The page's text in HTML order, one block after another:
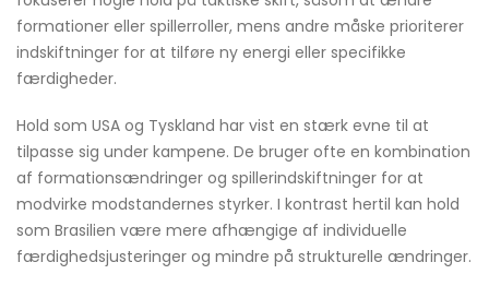
formationer eller spillerroller, mens andre måske prioriterer
indskiftninger for at tilføre ny energi eller specifikke
færdigheder.
Hold som USA og Tyskland har vist en stærk evne til at
tilpasse sig under kampene. De bruger ofte en kombination
af formationsændringer og spillerindskiftninger for at
modvirke modstandernes styrker. I kontrast hertil kan hold
som Brasilien være mere afhængige af individuelle
færdighedsjusteringer og mindre på strukturelle ændringer.